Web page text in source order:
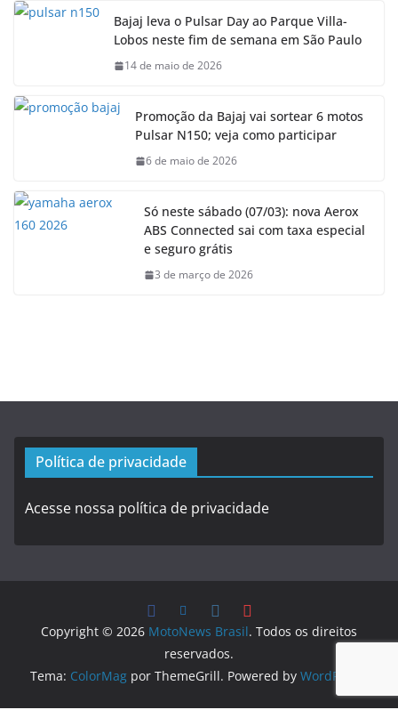
Bajaj leva o Pulsar Day ao Parque Villa-
Lobos neste fim de semana em São Paulo
14 de maio de 2026
Promoção da Bajaj vai sortear 6 motos
Pulsar N150; veja como participar
6 de maio de 2026
Só neste sábado (07/03): nova Aerox
ABS Connected sai com taxa especial
e seguro grátis
3 de março de 2026
Política de privacidade
Acesse nossa política de privacidade
Copyright © 2026 MotoNews Brasil. Todos os direitos
reservados.
Tema: ColorMag por ThemeGrill. Powered by WordPress